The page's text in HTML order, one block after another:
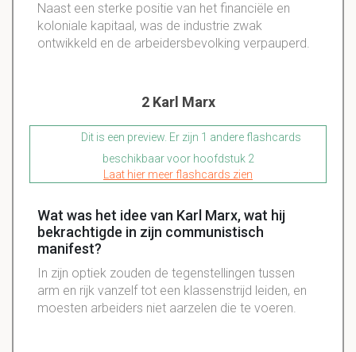
Naast een sterke positie van het financiële en
koloniale kapitaal, was de industrie zwak
ontwikkeld en de arbeidersbevolking verpauperd.
2 Karl Marx
Dit is een preview. Er zijn 1 andere flashcards
beschikbaar voor hoofdstuk 2
Laat hier meer flashcards zien
Wat was het idee van Karl Marx, wat hij
bekrachtigde in zijn communistisch
manifest?
In zijn optiek zouden de tegenstellingen tussen
arm en rijk vanzelf tot een klassenstrijd leiden, en
moesten arbeiders niet aarzelen die te voeren.